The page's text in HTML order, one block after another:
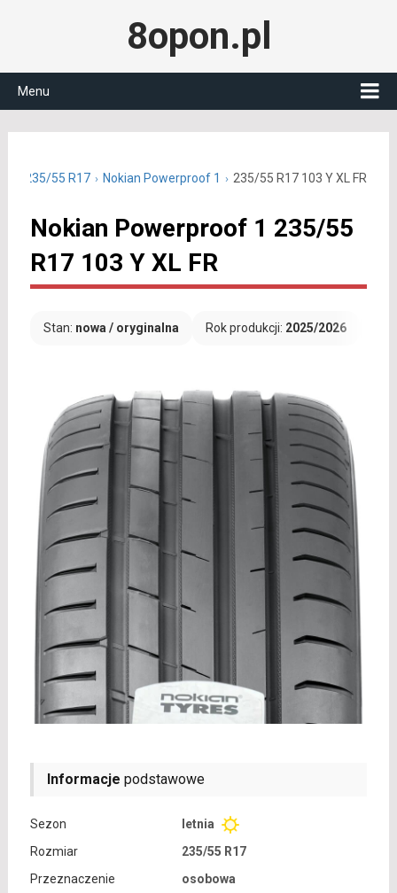
8opon.pl
Menu
235/55 R17 Nokian Powerproof 1 235/55 R17 103 Y XL FR
Nokian Powerproof 1 235/55
R17 103 Y XL FR
Stan: nowa / oryginalna Rok produkcji: 2025/2026
Informacje podstawowe
Sezon
letnia
Rozmiar
235/55 R17
Przeznaczenie
osobowa